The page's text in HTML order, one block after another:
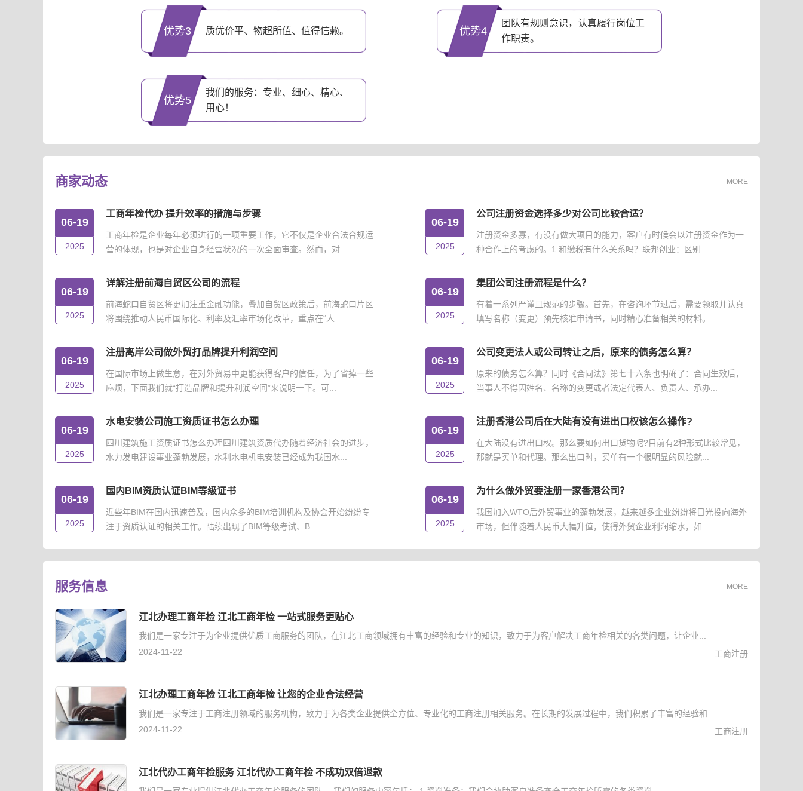
优势3 质优价平、物超所值、值得信赖。 优势4
团队有规则意识，认真履行岗位工
作职责。
优势5
我们的服务：专业、细心、精心、
用心！
商家动态 MORE
06-19
2025
工商年检代办 提升效率的措施与步骤
工商年检是企业每年必须进行的一项重要工作，它不仅是企业合法合规运
营的体现，也是对企业自身经营状况的一次全面审查。然而，对...
06-19
2025
公司注册资金选择多少对公司比较合适？
注册资金多寡，有没有做大项目的能力，客户有时候会以注册资金作为一
种合作上的考虑的。1.和缴税有什么关系吗？联邦创业：区别...
06-19
2025
详解注册前海自贸区公司的流程
前海蛇口自贸区将更加注重金融功能，叠加自贸区政策后，前海蛇口片区
将围绕推动人民币国际化、利率及汇率市场化改革，重点在“人...
06-19
2025
集团公司注册流程是什么？
有着一系列严谨且规范的步骤。首先，在咨询环节过后，需要领取并认真
填写名称（变更）预先核准申请书，同时精心准备相关的材料。...
06-19
2025
注册离岸公司做外贸打品牌提升利润空间
在国际市场上做生意，在对外贸易中更能获得客户的信任，为了省掉一些
麻烦，下面我们就“打造品牌和提升利润空间”来说明一下。可...
06-19
2025
公司变更法人或公司转让之后，原来的债务怎么算？
原来的债务怎么算？同时《合同法》第七十六条也明确了：合同生效后，
当事人不得因姓名、名称的变更或者法定代表人、负责人、承办...
06-19
2025
水电安装公司施工资质证书怎么办理
四川建筑施工资质证书怎么办理四川建筑资质代办随着经济社会的进步，
水力发电建设事业蓬勃发展，水利水电机电安装已经成为我国水...
06-19
2025
注册香港公司后在大陆有没有进出口权该怎么操作?
在大陆没有进出口权。那么要如何出口货物呢?目前有2种形式比较常见，
那就是买单和代理。那么出口时，买单有一个很明显的风险就...
06-19
2025
国内BIM资质认证BIM等级证书
近些年BIM在国内迅速普及，国内众多的BIM培训机构及协会开始纷纷专
注于资质认证的相关工作。陆续出现了BIM等级考试、B...
06-19
2025
为什么做外贸要注册一家香港公司？
我国加入WTO后外贸事业的蓬勃发展，越来越多企业纷纷将目光投向海外
市场，但伴随着人民币大幅升值，使得外贸企业利润缩水，如...
服务信息 MORE
江北办理工商年检 江北工商年检 一站式服务更贴心
我们是一家专注于为企业提供优质工商服务的团队，在江北工商领域拥有丰富的经验和专业的知识，致力于为客户解决工商年检相关的各类问题，让企业...
2024-11-22
工商注册
江北办理工商年检 江北工商年检 让您的企业合法经营
我们是一家专注于工商注册领域的服务机构，致力于为各类企业提供全方位、专业化的工商注册相关服务。在长期的发展过程中，我们积累了丰富的经验和...
2024-11-22
工商注册
江北代办工商年检服务 江北代办工商年检 不成功双倍退款